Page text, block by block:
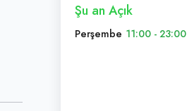
Şu an Açık
Perşembe 11:00 - 23:00